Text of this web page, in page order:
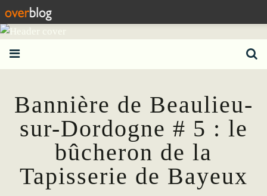
Bannière de Beaulieu-
sur-Dordogne # 5 : le
bûcheron de la
Tapisserie de Bayeux